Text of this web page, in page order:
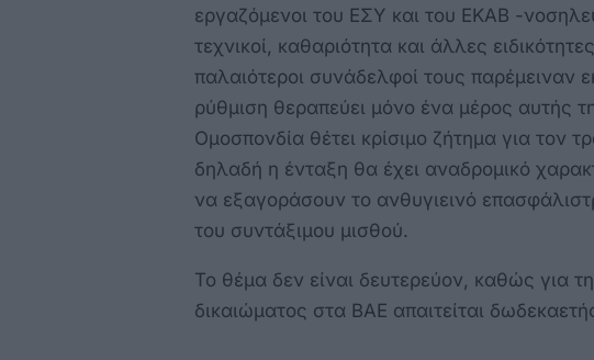
εργαζόμενοι του ΕΣΥ και του ΕΚΑΒ -
τεχνικοί, καθαριότητα και άλλες
παλαιότεροι συνάδελφοί τους
ρύθμιση θεραπεύει μόνο ένα μέρος αυτής
Ομοσπονδία θέτει κρίσιμο ζήτημα για τον
δηλαδή η ένταξη θα έχει αναδρομικό
να εξαγοράσουν το ανθυγιεινό
του συντάξιμου μισθού.
Το θέμα δεν είναι δευτερεύον, καθώς για
δικαιώματος στα ΒΑΕ απαιτείται